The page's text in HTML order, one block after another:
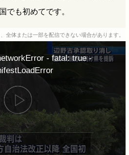
でも初めてです。
全体または一部を配信できない場合があります。
- fatal: true -